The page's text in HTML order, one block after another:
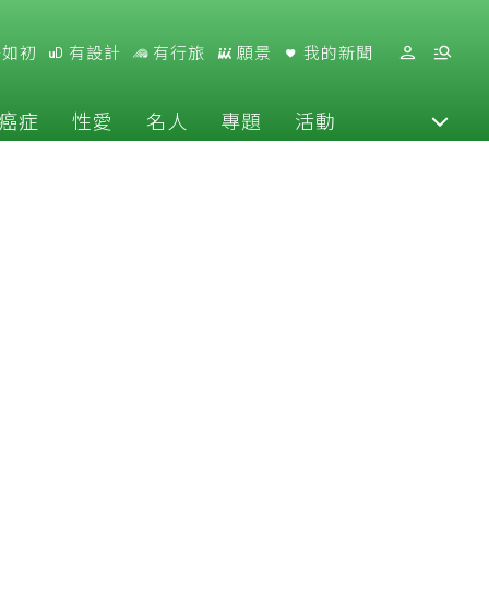
初 有設計 有行旅 願景 我的新聞
癌症 性愛 名人 專題 活動